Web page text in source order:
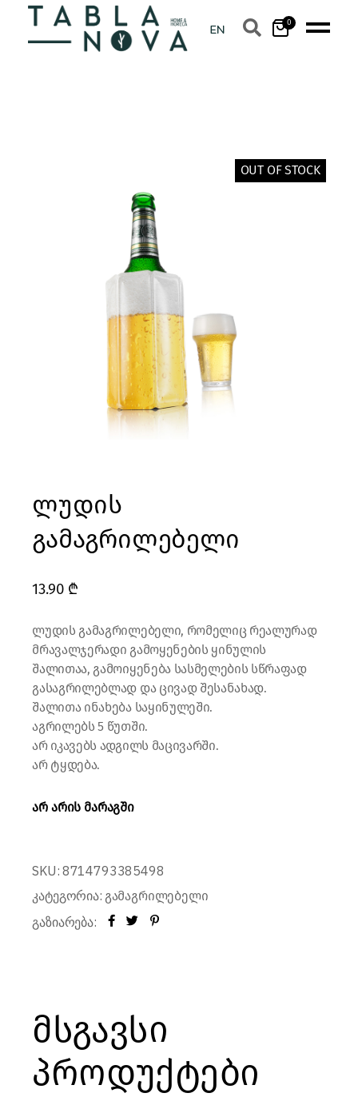
0
OUT OF STOCK
ლუდის
გამაგრილებელი
13.90 ₾
ლუდის გამაგრილებელი, რომელიც რეალურად
მრავალჯერადი გამოყენების ყინულის
შალითაა, გამოიყენება სასმელების სწრაფად
გასაგრილებლად და ცივად შესანახად.
შალითა ინახება საყინულეში.
აგრილებს 5 წუთში.
არ იკავებს ადგილს მაცივარში.
არ ტყდება.
არ არის მარაგში
SKU: 8714793385498
კატეგორია: გამაგრილებელი
გაზიარება:
მსგავსი
პროდუქტები